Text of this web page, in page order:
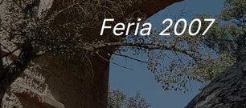
Feria 2007